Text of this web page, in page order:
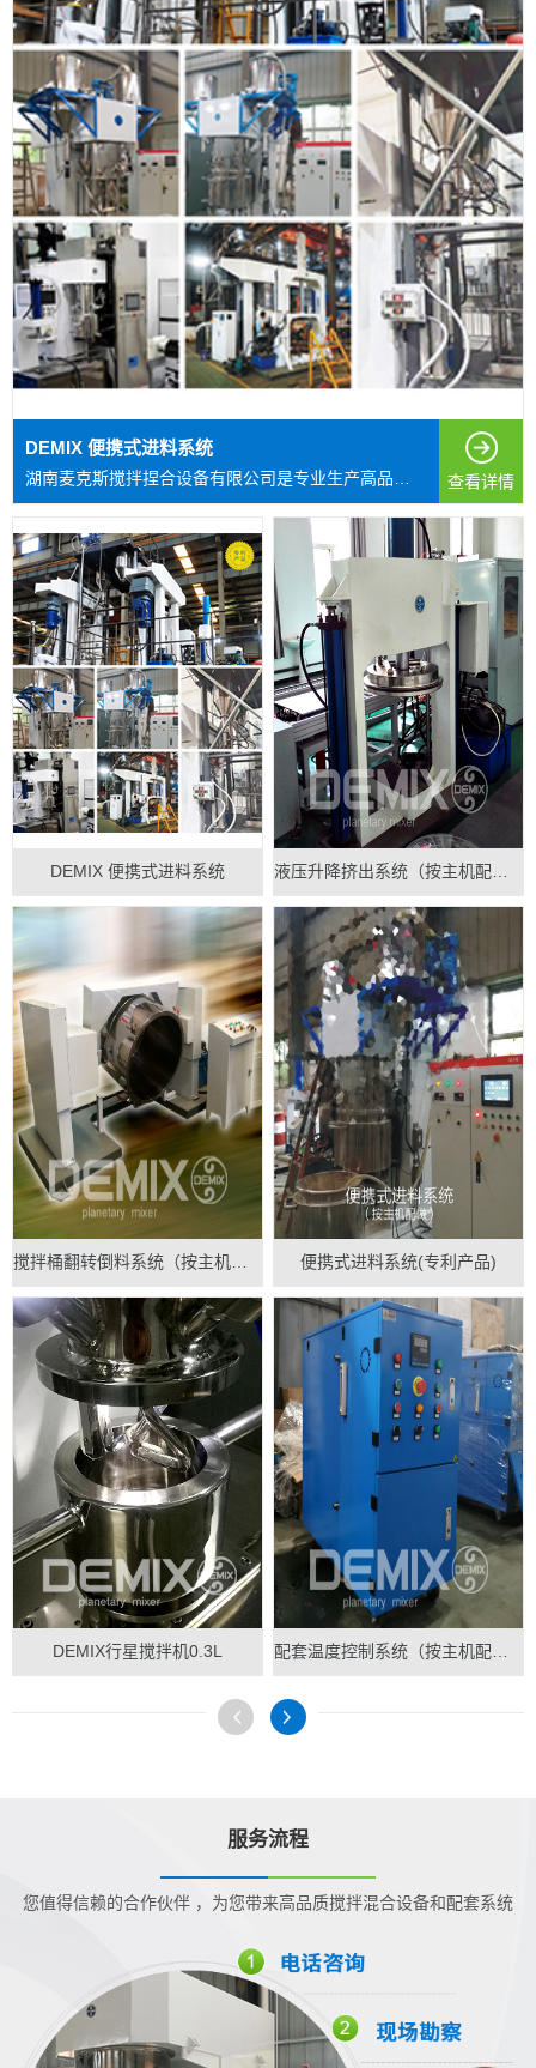
DEMIX 便携式进料系统
查看详情
DEMIX 便携式进料系统
DEMIX行星搅拌机0.3L
液压升降挤出系统（按主机配做）
便携式进料系统(专利产品)
配套温度控制系统（按主机配做）
服务流程
您值得信赖的合作伙伴 ，为您带来高品质搅拌混合设备和配套系统